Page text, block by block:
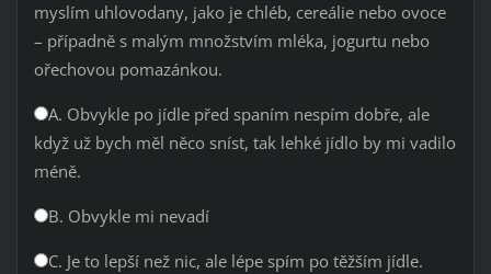
myslím uhlovodany, jako je chléb, cereálie nebo ovoce
– případně s malým množstvím mléka, jogurtu nebo
ořechovou pomazánkou.
A. Obvykle po jídle před spaním nespím dobře, ale
když už bych měl něco sníst, tak lehké jídlo by mi vadilo
méně.
B. Obvykle mi nevadí
C. Je to lepší než nic, ale lépe spím po těžším jídle.